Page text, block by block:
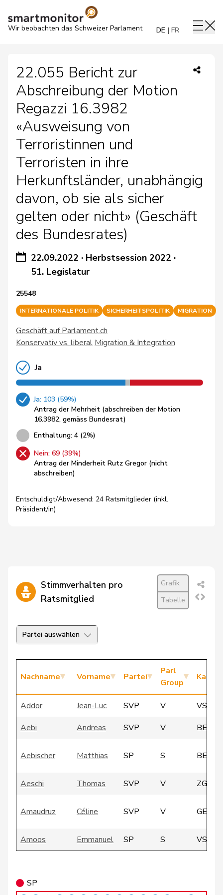
Wir beobachten das Schweizer Parlament DE FR
22.055 Bericht zur
Abschreibung der Motion
Regazzi 16.3982
«Ausweisung von
Terroristinnen und
Terroristen in ihre
Herkunftsländer, unabhängig
davon, ob sie als sicher
gelten oder nicht» (Geschäft
des Bundesrates)
22.09.2022 · Herbstsession 2022 ·
51. Legislatur
25548
INTERNATIONALE POLITIK SICHERHEITSPOLITIK MIGRATION
Geschäft auf Parlament.ch
Konservativ vs. liberal Migration & Integration
Ja
Ja: 103 (59%)
Antrag der Mehrheit (abschreiben der Motion
16.3982, gemäss Bundesrat)
Enthaltung: 4 (2%)
Nein: 69 (39%)
Antrag der Minderheit Rutz Gregor (nicht
abschreiben)
Entschuldigt/Abwesend: 24 Ratsmitglieder (inkl.
Präsident/in)
Stimmverhalten pro
Ratsmitglied
Grafik
Tabelle
Partei auswählen
Nachname Vorname Partei
Parl
Group
Addor Jean-Luc SVP V
VS
Aebi
Andreas SVP V BE
Aebischer Matthias SP S BE
Aeschi Thomas SVP V ZG
Amaudruz Céline SVP V GE
Amoos Emmanuel SP S VS
SP